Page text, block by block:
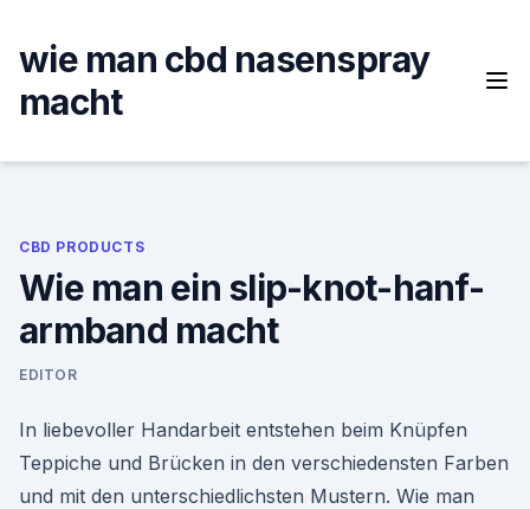
content
wie man cbd nasenspray
macht
CBD PRODUCTS
Wie man ein slip-knot-hanf-
armband macht
EDITOR
In liebevoller Handarbeit entstehen beim Knüpfen
Teppiche und Brücken in den verschiedensten Farben
und mit den unterschiedlichsten Mustern. Wie man